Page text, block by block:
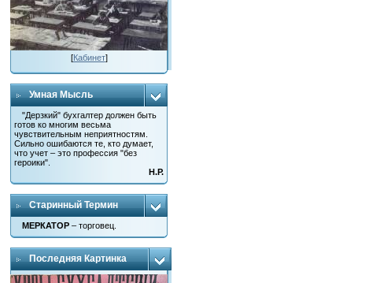
[Кабинет]
Умная Мысль
"Дерзкий" бухгалтер должен быть
готов ко многим весьма
чувствительным неприятностям.
Сильно ошибаются те, кто думает,
что учет – это профессия "без
героики".
Н.Р.
Старинный Термин
МЕРКАТОР – торговец.
Последняя Картинка